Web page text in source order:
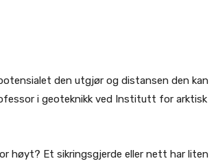
den utgjør og distansen den kan
i geoteknikk ved Institutt for arktisk
høyt? Et sikringsgjerde eller nett har liten